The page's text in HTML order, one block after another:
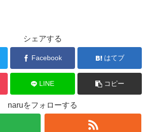
シェアする
Facebook はてブ
LINE コピー
naruをフォローする